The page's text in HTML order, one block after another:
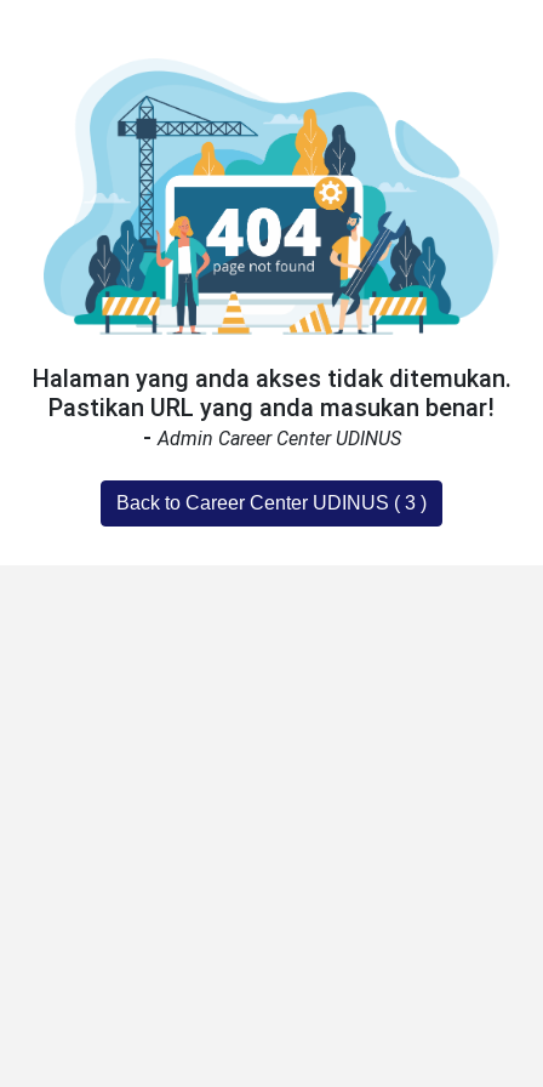
Halaman yang anda akses tidak ditemukan.
Pastikan URL yang anda masukan benar!
-Admin Career Center UDINUS
Back to Career Center UDINUS ( 3 )